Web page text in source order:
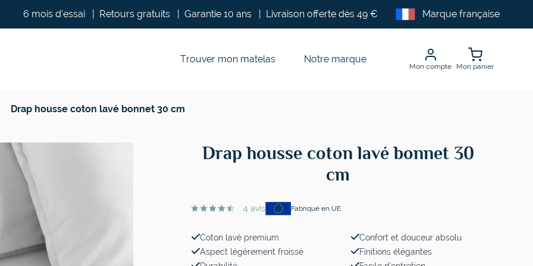
6 mois d’essai Retours gratuits Garantie 10 ans Livraison offerte dès 49 € Marque française
Trouver mon matelas Notre marque
Mon compte Mon panier
Drap housse coton lavé bonnet 30 cm
Drap housse coton lavé bonnet 30
cm
4 avis Fabriqué en UE
Coton lavé premium
Confort et douceur absolu
Aspect légèrement froissé
Finitions élégantes